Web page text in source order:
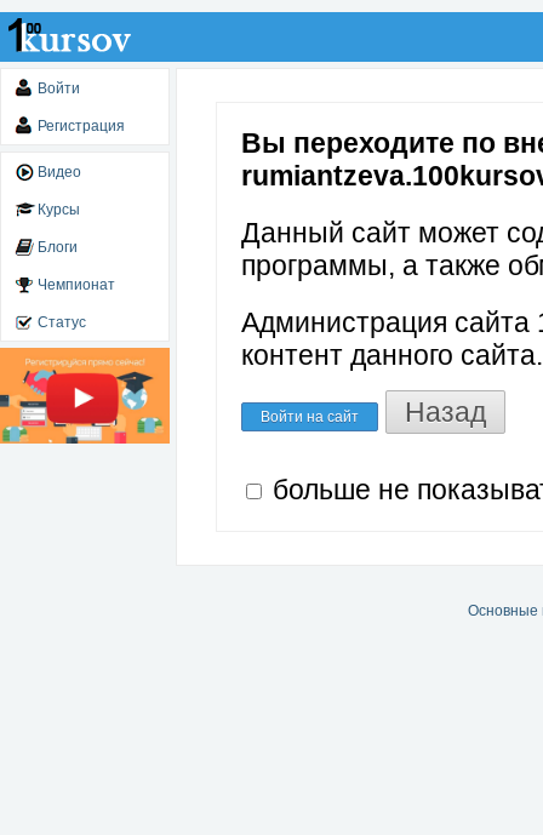
Войти
Регистрация
Видео
Курсы
Блоги
Чемпионат
Статус
Вы переходите по
Данный сайт может
программы, а также
Администрация сайта
контент данного сайта.
Войти на сайт Назад
больше не
Основные